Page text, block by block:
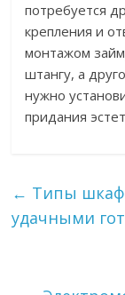
потребуется
крепления и
монтажом
штангу, а
нужно
придания
← Типы
удачными